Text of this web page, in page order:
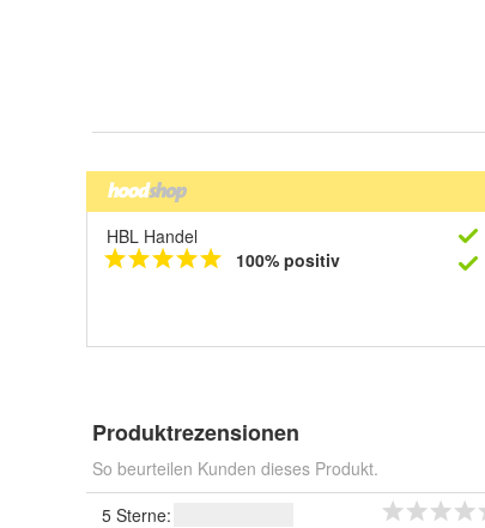
HBL Handel
100% positiv
Produktrezensionen
So beurteilen Kunden dieses Produkt.
5 Sterne: